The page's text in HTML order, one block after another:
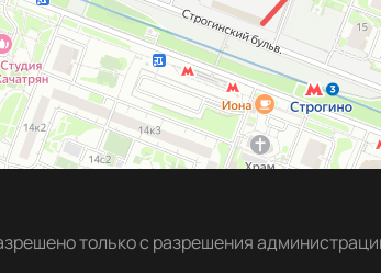
только с разрешения